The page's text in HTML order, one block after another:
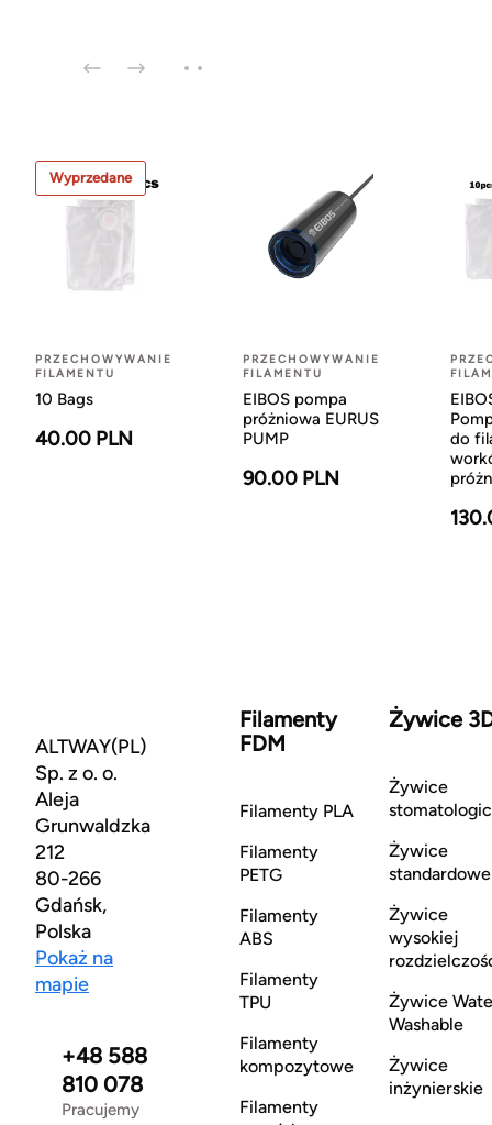
Wyprzedane
PRZECHOWYWANIE
FILAMENTU
10 Bags
40.00 PLN
PRZECHOWYWANIE
FILAMENTU
EIBOS pompa
próżniowa EURUS
PUMP
90.00 PLN
do
ALTWAY(PL)
Sp. z o. o.
Aleja
Grunwaldzka
212
80-266
Gdańsk,
Polska
Pokaż na
mapie
+48 588
810 078
Pracujemy
Filamenty
FDM
Filamenty PLA
Filamenty
PETG
Filamenty
ABS
Filamenty
TPU
Filamenty
kompozytowe
Filamenty
Żywice
Żywice
Żywice
standardowe
Żywice
wysokiej
Żywice
Washable
Żywice
inżynierskie